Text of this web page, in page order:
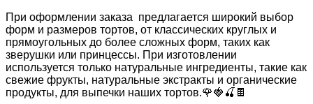
При оформлении заказа предлагается широкий выбор
форм и размеров тортов, от классических круглых и
прямоугольных до более сложных форм, таких как
зверушки или принцессы. При изготовлении
используется только натуральные ингредиенты, такие как
свежие фрукты, натуральные экстракты и органические
продукты, для выпечки наших тортов.🌹🍓🍒🍫